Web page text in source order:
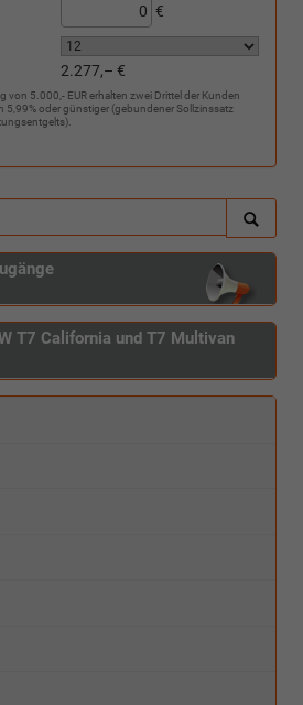
€
2.277,– €
von 5.000,- EUR erhalten zwei Drittel der Kunden
5,99% oder günstiger (gebundener Sollzinssatz
T7 California und T7 Multivan